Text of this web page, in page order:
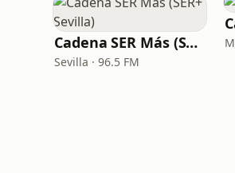
Cadena SER Más (SER+ Sevilla)
Sevilla · 96.5 FM